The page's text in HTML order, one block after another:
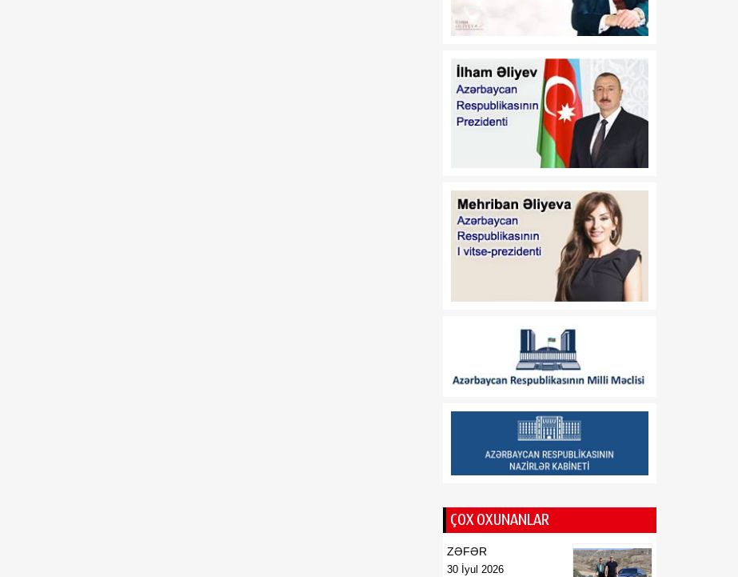
qanunlarında dəyişiklik
edilməsi barədə"
Azərbaycan
14 iyul tarixli 449-VIIQD
nömrəli Qanununun tətbiqi
və bununla əlaqədar bəzi
məsələlərin tənzimlənməsi
İnvestisiya Forumunun
Təşkilat Komitəsinin
yaradılması haqqında
08 Avqust
Respublikasının Elm və
Təhsil və Elm Nazirliyi
arasında illik təhsil
kvotalarının qarşılıqlı
ayrılması haqqında
01:04
08 Avqust
BİLDİRİŞ 00:57
Azərbaycanın xarici
siyasətinin əsasında milli
dayanır
07 Avqust
ÇOX OXUNANLAR
ZƏFƏR
30 İyul 2026